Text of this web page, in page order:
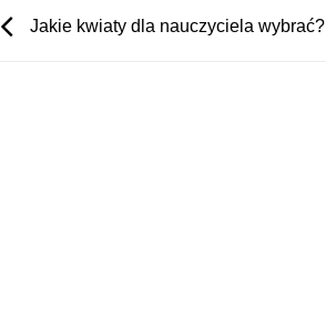
Jakie kwiaty dla nauczyciela wybrać?